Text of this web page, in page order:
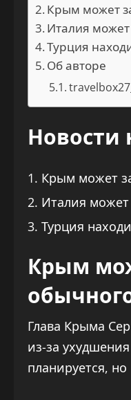
Крым может
Италия
Турция
Об авторе
travelbox27_
Новости
Крым может
Италия
Турция
Крым
Глава Крыма
из-за
планируется,